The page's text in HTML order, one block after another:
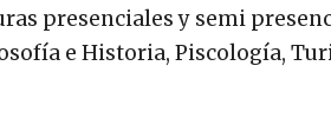
presenciales y semi
e Historia, Piscología,